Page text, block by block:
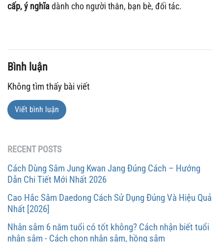
cấp, ý nghĩadành cho người thân, bạn bè, đối tác.
Bình luận
Không tìm thấy bài viết
Viết bình luận
RECENT POSTS
Cách Dùng Sâm Jung Kwan Jang Đúng Cách – Hướng
Dẫn Chi Tiết Mới Nhất 2026
Cao Hắc Sâm Daedong Cách Sử Dụng Đúng Và Hiệu Quả
Nhất [2026]
Nhân sâm 6 năm tuổi có tốt không? Cách nhận biết tuổi
nhân sâm - Cách chọn nhân sâm, hồng sâm